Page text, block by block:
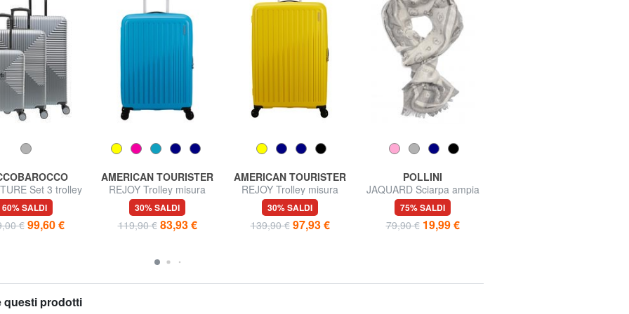
Set 3 trolley
medio, grande
60% SALDI
€ 99,60 €
AMERICAN TOURISTER
REJOY Trolley misura
media
30% SALDI
119,90 € 83,93 €
AMERICAN TOURISTER
REJOY Trolley misura
grande
30% SALDI
139,90 € 97,93 €
POLLINI
JAQUARD Sciarpa ampia
75% SALDI
79,90 € 19,99 €
questi prodotti